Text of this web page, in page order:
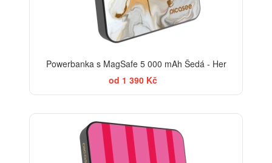
Powerbanka s MagSafe 5 000 mAh Šedá - Her
od 1 390 Kč